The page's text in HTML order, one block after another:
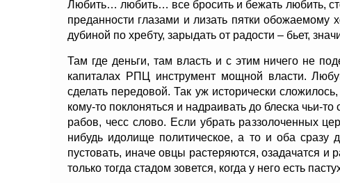
Любить… любить… все бросить и бежать любить,
преданности глазами и лизать пятки обожаемому
дубиной по хребту, зарыдать от радости – бьет,
Там где деньги, там власть и с этим ничего не
капиталах РПЦ инструмент мощной власти.
сделать передовой. Так уж исторически
кому-то поклоняться и надраивать до блеска чьи-
рабов, чесс слово. Если убрать раззолоченных
нибудь идолище политическое, а то и оба
пустовать, иначе овцы растеряются, озадачатся и
только тогда стадом зовется, когда у него есть